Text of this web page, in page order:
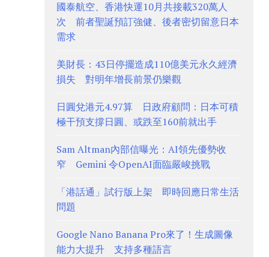
國泰航空、香港快運10月共接載320萬人
次 前者聖誕預訂強健、後者密切留意日本
需求
美財長：43日停擺造成110億美元永久經濟
損失 對明年增長前景仍樂觀
日圓兌港元4.97算 日政府顧問：日本可積
極干預支撐日圓、或跌至160前就出手
Sam Altman內部信曝光：AI領先優勢收
窄 Gemini 令OpenAI面臨嚴峻挑戰
「港話通」試行版上架 即時回應日常生活
問題
Google Nano Banana Pro來了！生成圖像
能力大提升 支持多種語言